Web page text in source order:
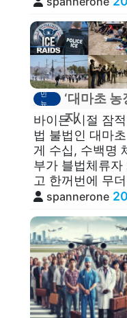
이
민
뉴
트럼프 불
‘대마초
자’
바이든 시절 잠
법 불법인 대마
게 수십, 수백명
부가 블법체류
고 한꺼번에 무
spannerone